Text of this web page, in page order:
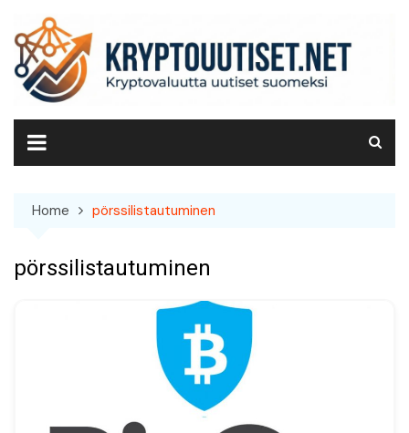
content
Home pörssilistautuminen
pörssilistautuminen